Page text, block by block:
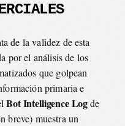
de la validez de esta
por el análisis de los
que golpean
primaria e
Bot Intelligence Logde
breve) muestra un